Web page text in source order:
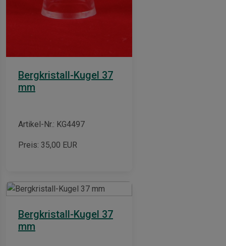
Bergkristall-Kugel 37
mm
Artikel-Nr.: KG4497
Preis: 35,00 EUR
Bergkristall-Kugel 37
mm